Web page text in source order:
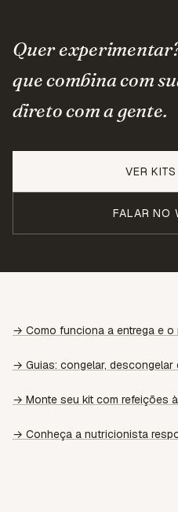
Quer
que combina com
direto com a gente.
VER
FALAR NO
→ Como funciona a entrega e o
→ Guias: congelar, descongelar
→ Monte seu kit com refeições
→ Conheça a nutricionista